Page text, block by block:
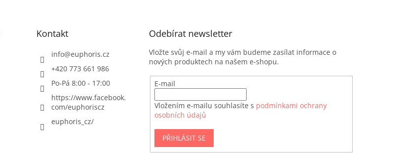
Kontakt
info@euphoris.cz
+420 773 661 986
Po-Pá 8:00 - 17:00
https://www.facebook.
com/euphoriscz
euphoris_cz/
Odebírat newsletter
Vložte svůj e-mail a my vám budeme zasílat informace o
nových produktech na našem e-shopu.
E-mail
Vložením e-mailu souhlasíte s podmínkami ochrany
osobních údajů
PŘIHLÁSIT SE